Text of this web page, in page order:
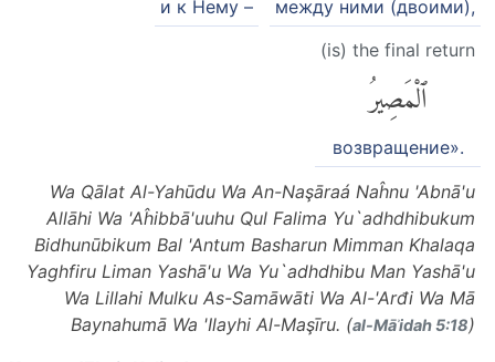
между ними (двоими),
и к Нему –
(is) the final return
ٱلْمَصِيرُ
возвращение».
Wa Qālat Al-Yahūdu Wa An-Naşāraá Naĥnu 'Abnā'u
Allāhi Wa 'Aĥibbā'uuhu Qul Falima Yu`adhdhibukum
Bidhunūbikum Bal 'Antum Basharun Mimman Khalaqa
Yaghfiru Liman Yashā'u Wa Yu`adhdhibu Man Yashā'u
Wa Lillahi Mulku As-Samāwāti Wa Al-'Arđi Wa Mā
Baynahumā Wa 'Ilayhi Al-Maşīru. (al-Māʾidah 5:18)